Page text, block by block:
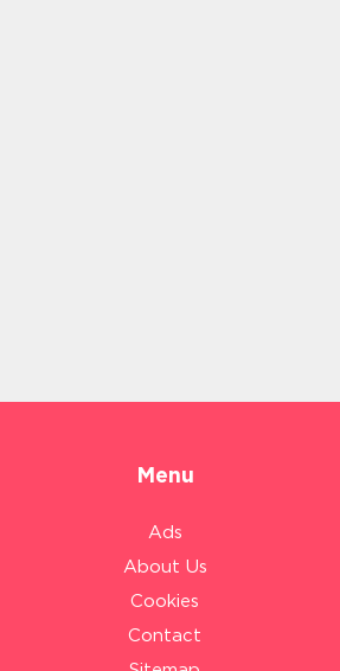
Menu
Ads
About Us
Cookies
Contact